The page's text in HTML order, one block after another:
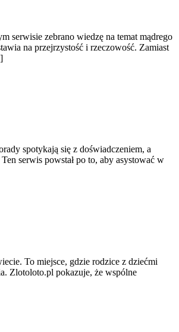
serwisie zebrano wiedzę na temat mądrego
na przejrzystość i rzeczowość. Zamiast
spotykają się z doświadczeniem, a
serwis powstał po to, aby asystować w
To miejsce, gdzie rodzice z dziećmi
Zlotoloto.pl pokazuje, że wspólne